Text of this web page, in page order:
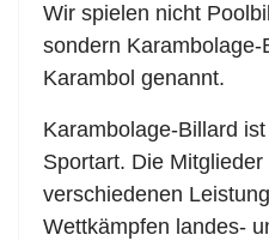
Wir spielen nicht
sondern
Karambol genannt.
Karambolage-Billard
Sportart. Die
verschiedenen
Wettkämpfen landes-